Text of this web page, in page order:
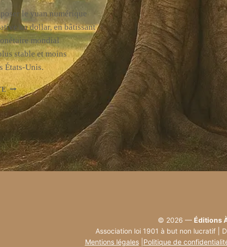
le yuan numérique
au dollar, en bâtissant
mondial
stable et moins
États-Unis.
LA
CHINE
ACCÉLÈRE
LA
PROMOTION
DU
YUAN
NUMÉRIQUE
POUR
© 2026 — Éditions
Association loi 1901 à but non lucratif |
Mentions légales| Politique de